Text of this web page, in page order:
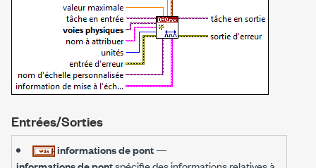
Entrées/Sorties
informations de pont—